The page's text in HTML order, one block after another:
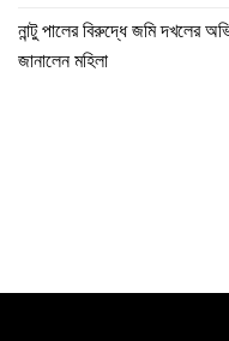
নান্টু পালের বিরুদ্ধে জমি দখলের
জানালেন মহিলা